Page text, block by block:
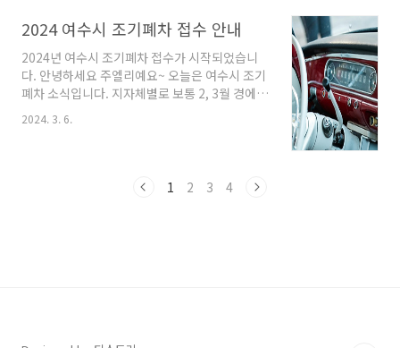
의는 대다수 사람들이 해당하는 자기 명의로 된
합니다. 개인명의 필요서류 자동차등록증 원본
신분증 원본 통장사본 공동명의는 개인명의와 다
르게 서류가 좀 더 필요합니다. 공동명의 필요서
류 자동차등록증 원본 공동명의 2인의 신분증 사
2024 여수시 조기폐차 접수 안내
2024년 여수시 조기폐차 접수가 시작되었습니
다. 안녕하세요 주엘리예요~ 오늘은 여수시 조기
폐차 소식입니다. 지자체별로 보통 2, 3월 경에
조기폐차 사업을 시작합니다. 이번 여수시 상반
기 조기폐차에는 약 1,505대의 자동차가 대상입
4,5등급 경유차 2009년 8월 31일 이전 배출허용
2024. 3. 6.
1 2 3 4